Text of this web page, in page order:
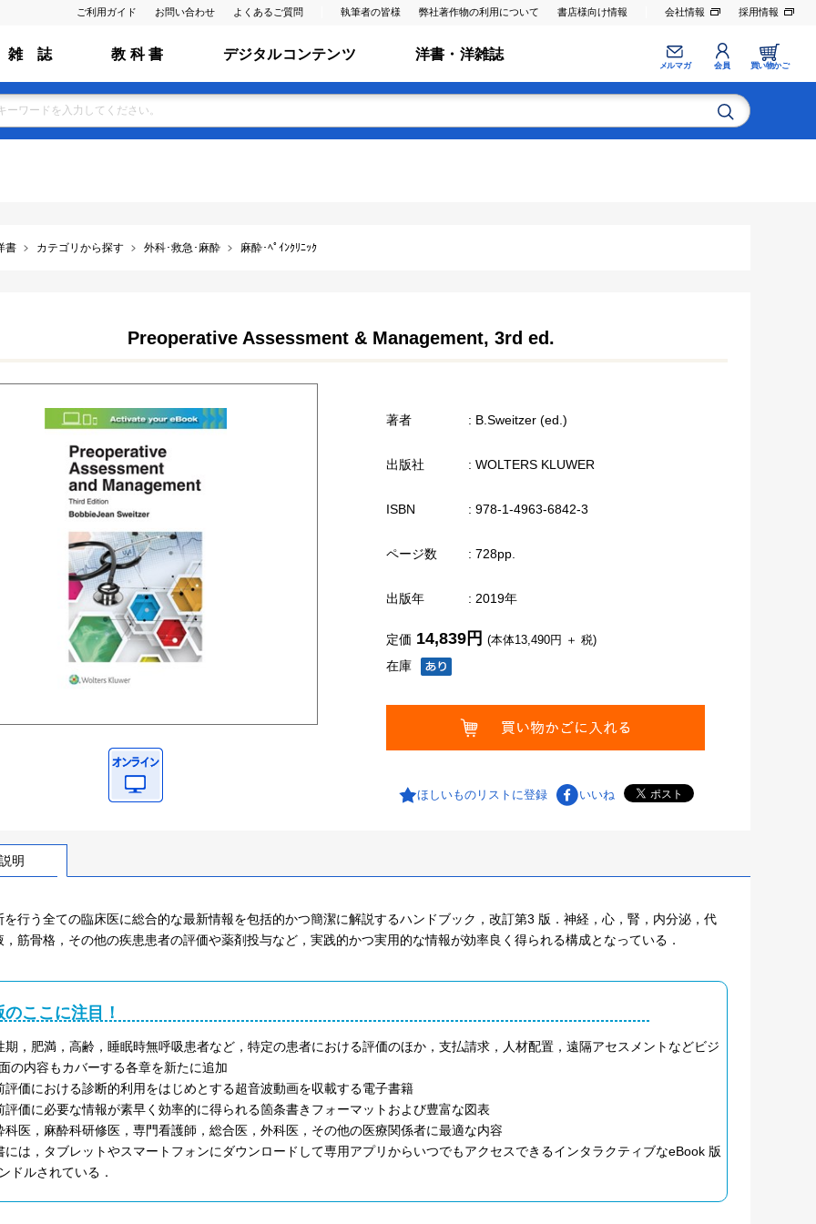
ご利用ガイド お問い合わせ よくあるご質問 執筆者の皆様 弊社著作物の利用について 書店様向け情報 会社情報 採用情報
雑 誌 教 科 書 デジタルコンテンツ 洋書・洋雑誌
メルマガ 会員 買い物かご
書 カテゴリから探す 外科･救急･麻酔 麻酔･ﾍﾟｲﾝｸﾘﾆｯｸ
Preoperative Assessment & Management, 3rd ed.
著者 : B.Sweitzer (ed.)
出版社 : WOLTERS KLUWER
ISBN : 978-1-4963-6842-3
ページ数 : 728pp.
出版年 : 2019年
在庫
定価 14,839円 (本体13,490円 ＋ 税)
ほしいものリストに登録 いいね
明
を行う全ての臨床医に総合的な最新情報を包括的かつ簡潔に解説するハンドブック，改訂第3 版．神経，心，腎，内分泌，代
，筋骨格，その他の疾患患者の評価や薬剤投与など，実践的かつ実用的な情報が効率良く得られる構成となっている．
のここに注目！
期，肥満，高齢，睡眠時無呼吸患者など，特定の患者における評価のほか，支払請求，人材配置，遠隔アセスメントなどビジ
の内容もカバーする各章を新たに追加
評価における診断的利用をはじめとする超音波動画を収載する電子書籍
評価に必要な情報が素早く効率的に得られる箇条書きフォーマットおよび豊富な図表
科医，麻酔科研修医，専門看護師，総合医，外科医，その他の医療関係者に最適な内容
には，タブレットやスマートフォンにダウンロードして専用アプリからいつでもアクセスできるインタラクティブなeBook 版
ドルされている．